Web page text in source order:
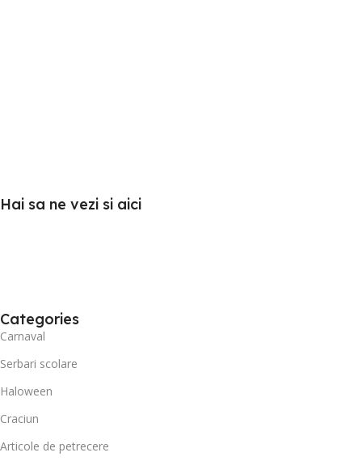
Hai sa ne vezi si aici
Categories
Carnaval
Serbari scolare
Haloween
Craciun
Articole de petrecere